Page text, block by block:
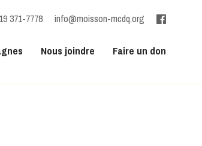
371-7778 info@moisson-mcdq.org
Nous joindre Faire un don